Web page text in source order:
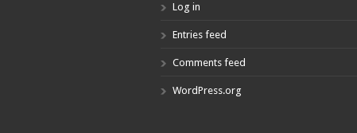
Log in
Entries feed
Comments feed
WordPress.org